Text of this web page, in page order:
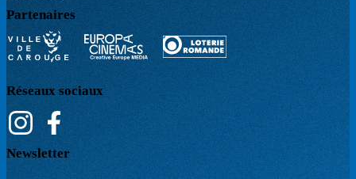
Partenaires
Réseaux sociaux
Newsletter